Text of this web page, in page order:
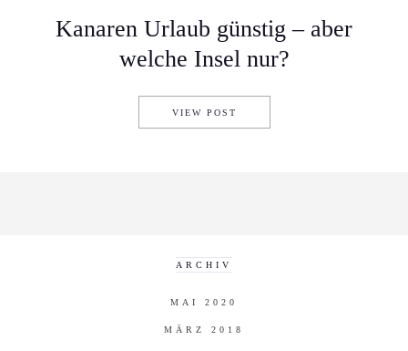
Kanaren Urlaub günstig – aber
welche Insel nur?
VIEW POST
ARCHIV
MAI 2020
MÄRZ 2018